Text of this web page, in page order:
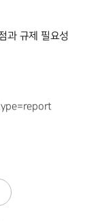
과 규제 필요성